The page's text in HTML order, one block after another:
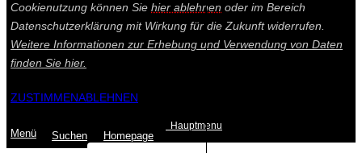
Cookienutzung können Sie hier ablehnen oder im Bereich
Datenschutzerklärung mit Wirkung für die Zukunft widerrufen.
Weitere Informationen zur Erhebung und Verwendung von Daten
finden Sie hier.
ZUSTIMMENABLEHNEN
Menü Suchen Homepage
Hauptmenu